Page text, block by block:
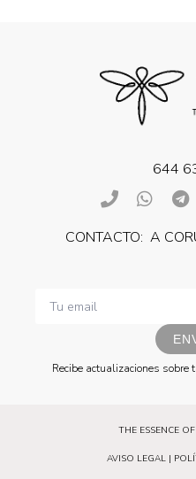
644
CONTACTO: A
Recibe actualizaciones sobre
THE ESSENCE
AVISO LEGAL |